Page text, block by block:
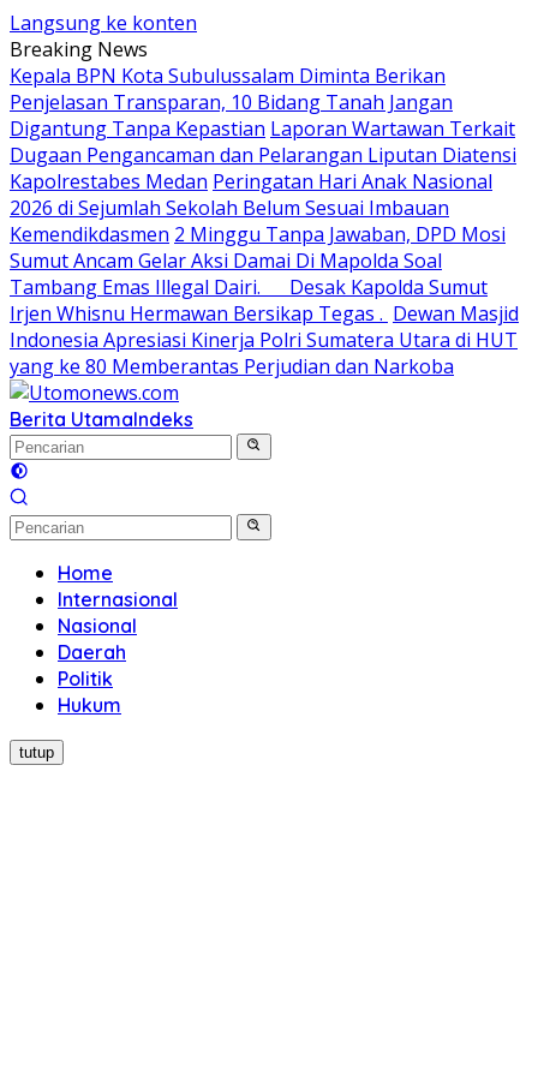
Langsung ke konten
Breaking News
Kepala BPN Kota Subulussalam Diminta Berikan
Penjelasan Transparan, 10 Bidang Tanah Jangan
Digantung Tanpa Kepastian Laporan Wartawan Terkait
Dugaan Pengancaman dan Pelarangan Liputan Diatensi
Kapolrestabes Medan Peringatan Hari Anak Nasional
2026 di Sejumlah Sekolah Belum Sesuai Imbauan
Kemendikdasmen 2 Minggu Tanpa Jawaban, DPD Mosi
Sumut Ancam Gelar Aksi Damai Di Mapolda Soal
Tambang Emas Illegal Dairi. Desak Kapolda Sumut
Irjen Whisnu Hermawan Bersikap Tegas . Dewan Masjid
Indonesia Apresiasi Kinerja Polri Sumatera Utara di HUT
yang ke 80 Memberantas Perjudian dan Narkoba
Berita UtamaIndeks
Home
Internasional
Nasional
Daerah
Politik
Hukum
tutup